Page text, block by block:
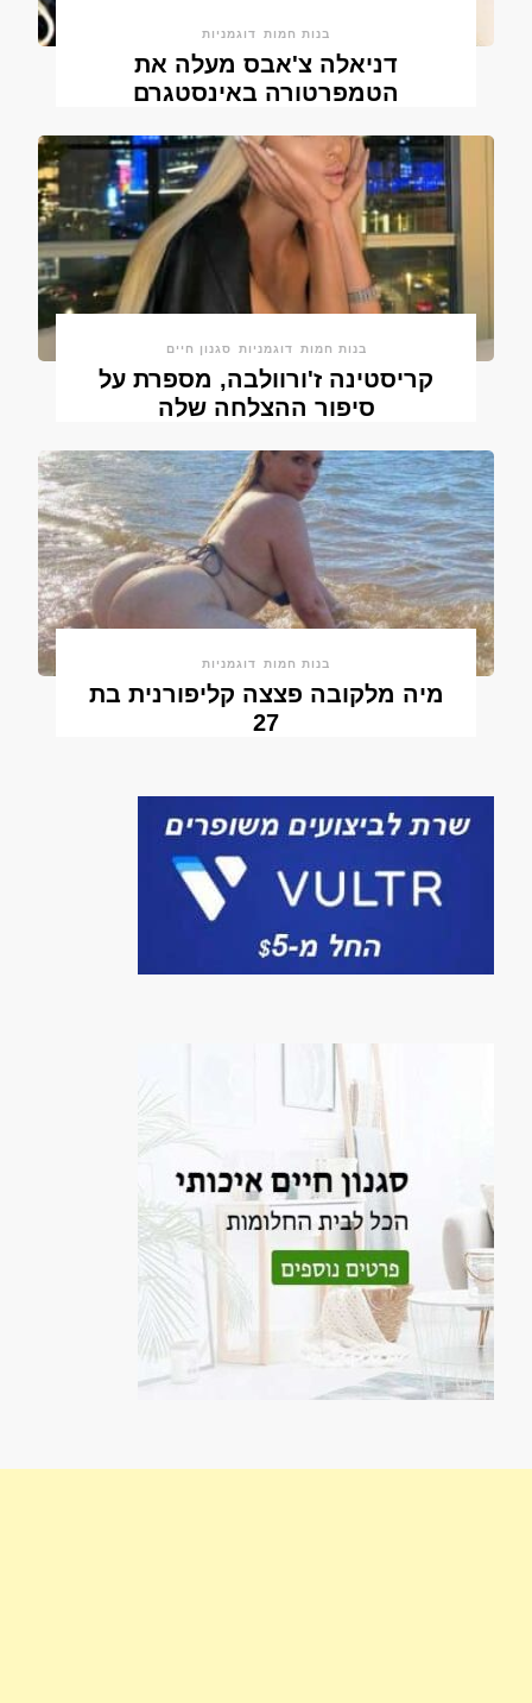
בנות חמות דוגמניות
דניאלה צ'אבס מעלה את
הטמפרטורה באינסטגרם
בנות חמות דוגמניות סגנון חיים
קריסטינה ז'ורוולבה, מספרת על
סיפור ההצלחה שלה
בנות חמות דוגמניות
מיה מלקובה פצצה קליפורנית בת
27